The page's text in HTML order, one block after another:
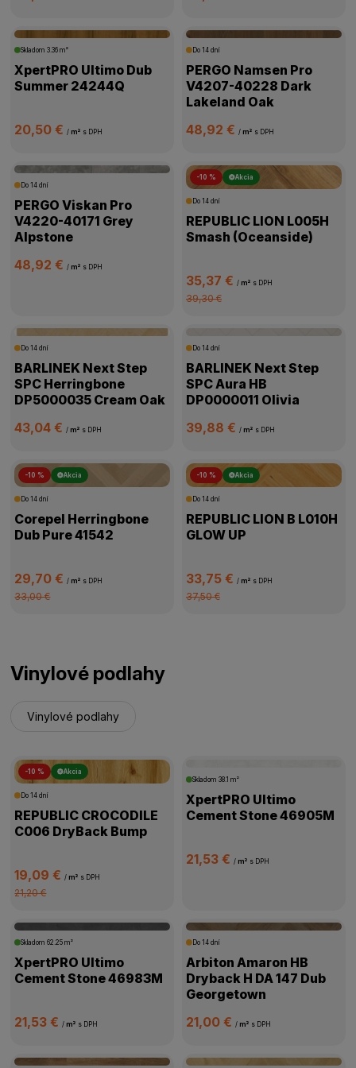
Skladom3.36 m²
XpertPRO Ultimo Dub
Summer 24244Q
20,50 €/ m² s DPH
Do 14 dní
PERGO Namsen Pro
V4207-40228 Dark
Lakeland Oak
48,92 € / m² s DPH
Do 14 dní
PERGO Viskan Pro
V4220-40171 Grey
Alpstone
48,92 €/ m² s DPH
-10 % Akcia
Do 14 dní
REPUBLIC LION L005H
Smash (Oceanside)
35,37 € / m² s DPH
39,30 €
Do 14 dní
BARLINEK Next Step
SPC Herringbone
DP5000035 Cream Oak
43,04 €/ m² s DPH
Do 14 dní
BARLINEK Next Step
SPC Aura HB
DP0000011 Olivia
39,88 € / m² s DPH
-10 % Akcia
Do 14 dní
Corepel Herringbone
Dub Pure 41542
29,70 €/ m² s DPH
33,00 €
-10 % Akcia
Do 14 dní
REPUBLIC LION B L010H
GLOW UP
33,75 € / m² s DPH
37,50 €
Vinylové podlahy
Vinylové podlahy
-10 % Akcia
Do 14 dní
REPUBLIC CROCODILE
C006 DryBack Bump
19,09 €/ m² s DPH
21,20 €
Skladom 38.1 m²
XpertPRO Ultimo
Cement Stone 46905M
21,53 € / m² s DPH
Skladom62.25 m²
XpertPRO Ultimo
Cement Stone 46983M
21,53 €/ m² s DPH
Do 14 dní
Arbiton Amaron HB
Dryback H DA 147 Dub
Georgetown
21,00 € / m² s DPH